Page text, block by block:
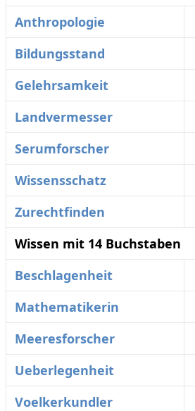
Anthropologie
Bildungsstand
Gelehrsamkeit
Landvermesser
Serumforscher
Wissensschatz
Zurechtfinden
Wissen mit 14 Buchstaben
Beschlagenheit
Mathematikerin
Meeresforscher
Ueberlegenheit
Voelkerkundler